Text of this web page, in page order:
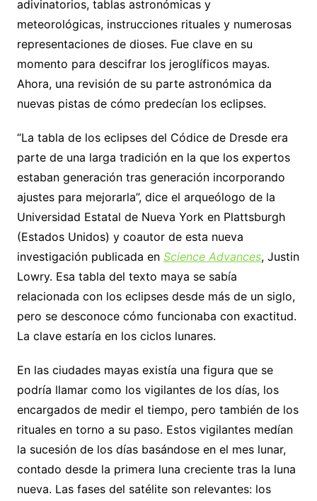
adivinatorios, tablas astronómicas y
meteorológicas, instrucciones rituales y numerosas
representaciones de dioses. Fue clave en su
momento para descifrar los jeroglíficos mayas.
Ahora, una revisión de su parte astronómica da
nuevas pistas de cómo predecían los eclipses.
“La tabla de los eclipses del Códice de Dresde era
parte de una larga tradición en la que los expertos
estaban generación tras generación incorporando
ajustes para mejorarla”, dice el arqueólogo de la
Universidad Estatal de Nueva York en Plattsburgh
(Estados Unidos) y coautor de esta nueva
investigación publicada en Science Advances, Justin
Lowry. Esa tabla del texto maya se sabía
relacionada con los eclipses desde más de un siglo,
pero se desconoce cómo funcionaba con exactitud.
La clave estaría en los ciclos lunares.
En las ciudades mayas existía una figura que se
podría llamar como los vigilantes de los días, los
encargados de medir el tiempo, pero también de los
rituales en torno a su paso. Estos vigilantes medían
la sucesión de los días basándose en el mes lunar,
contado desde la primera luna creciente tras la luna
nueva. Las fases del satélite son relevantes: los